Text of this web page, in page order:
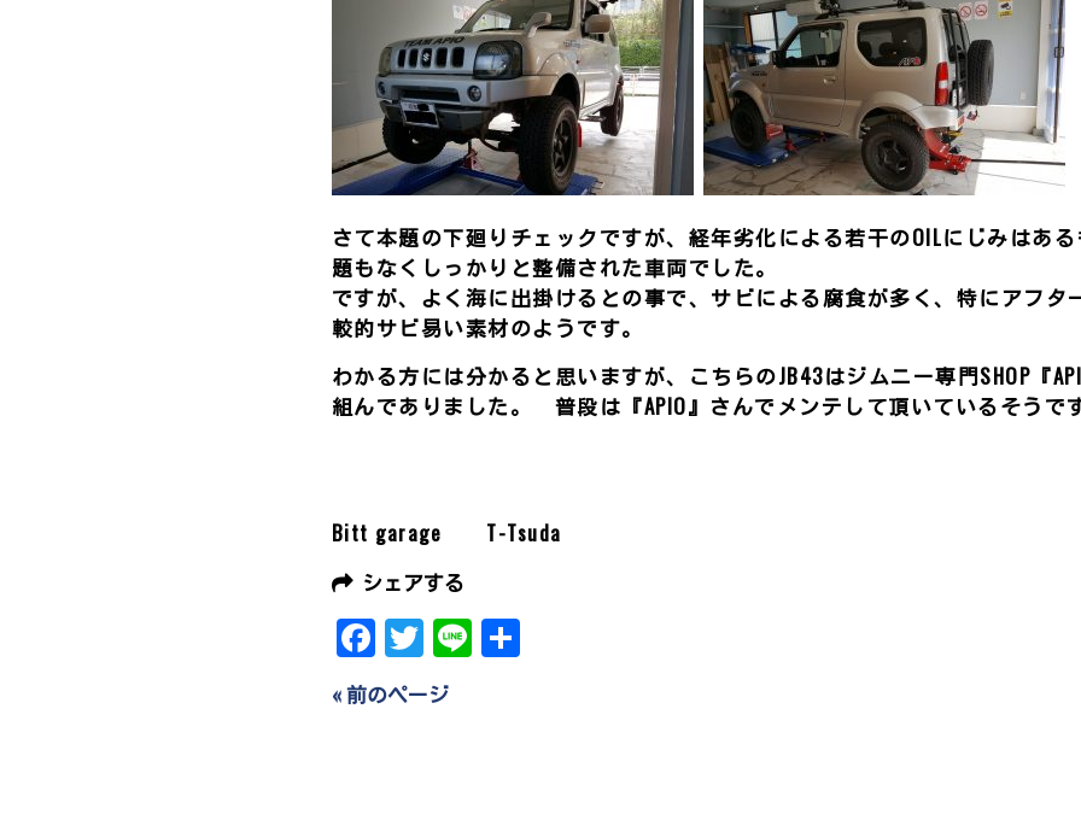
さて本題の下廻りチェックですが、経年劣化による若干のOILにじみはあ
題もなくしっかりと整備された車両でした。
ですが、よく海に出掛けるとの事で、サビによる腐食が多く、特にアフタ
較的サビ易い素材のようです。
わかる方には分かると思いますが、こちらのJB43はジムニー専門SHOP『
組んでありました。 普段は『APIO』さんでメンテして頂いているそうで
Bitt garage T-Tsuda
シェアする
Facebook
Twitter
Line共
« 前のページ